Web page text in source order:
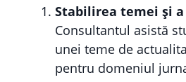
Stabilirea temei și
Consultantul asistă
unei teme de
pentru domeniul